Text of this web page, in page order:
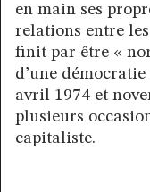
en main ses
relations entre
finit par être «
d’une
avril 1974 et
plusieurs
capitaliste.